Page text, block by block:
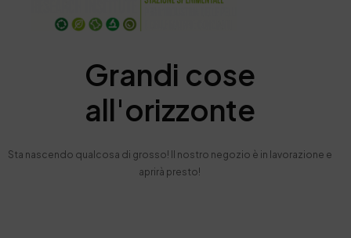
Grandi cose
all'orizzonte
Sta nascendo qualcosa di grosso! Il nostro negozio è in lavorazione e
aprirà presto!